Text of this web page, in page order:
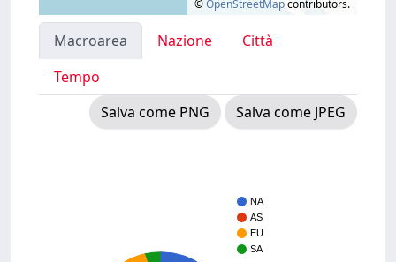
©OpenStreetMapcontributors.
Macroarea Nazione
Città
Tempo
Salva come PNG
Salva come JPEG
NA
AS
EU
SA